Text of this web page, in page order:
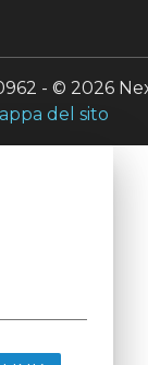
- © 2026
del sito